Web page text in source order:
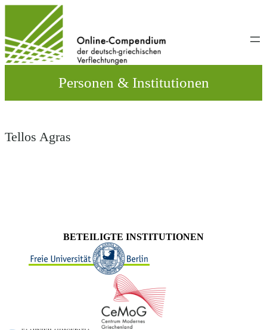
wechseln
Personen & Institutionen
Tellos Agras
BETEILIGTE INSTITUTIONEN